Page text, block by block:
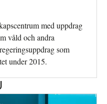
med uppdrag
våld och andra
som
under 2015.